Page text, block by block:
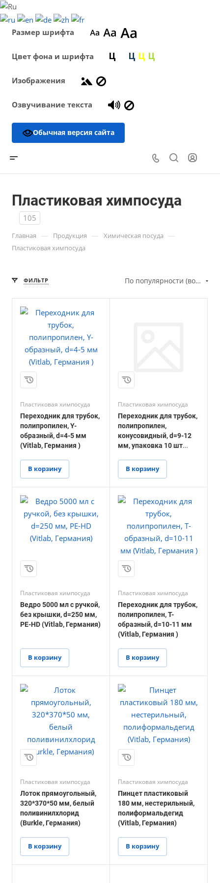
Размер шрифта
Цвет фона и шрифта
Изображения
Озвучивание текста
Обычная версия сайта
Пластиковая химпосуда
105
Главная — Продукция — Химическая посуда —
Пластиковая химпосуда
ФИЛЬТР По популярности (возрастание)
Пластиковая химпосуда
Переходник для трубок,
полипропилен, Y-
образный, d=4-5 мм
(Vitlab, Германия )
В корзину
Пластиковая химпосуда
Переходник для трубок,
полипропилен,
конусовидный, d=9-12
мм, упаковка 10 шт
В корзину
Пластиковая химпосуда
Ведро 5000 мл с ручкой,
без крышки, d=250 мм,
PE-HD (Vitlab, Германия)
В корзину
Пластиковая химпосуда
Переходник для трубок,
полипропилен, Т-
образный, d=10-11 мм
(Vitlab, Германия )
В корзину
Пластиковая химпосуда
Лоток прямоугольный,
320*370*50 мм, белый
поливинилхлорид
(Burkle, Германия)
В корзину
Пластиковая химпосуда
Пинцет пластиковый
180 мм, нестерильный,
полиформальдегид
(Vitlab, Германия)
В корзину